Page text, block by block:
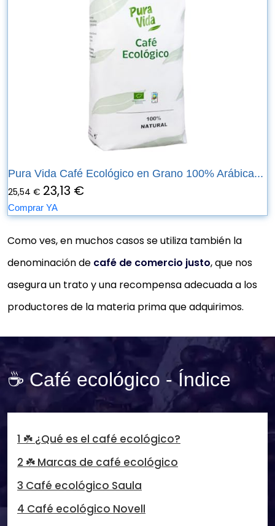
Pura Vida Café Ecológico en Grano 100% Arábica...
25,54 € 23,13 €
Comprar YA
Como ves, en muchos casos se utiliza también la
denominación de café de comercio justo, que nos
asegura un trato y una recompensa adecuada a los
productores de la materia prima que adquirimos.
☕ Café ecológico - Índice
1 ☘️ ¿Qué es el café ecológico?
2 ☘️ Marcas de café ecológico
3 Café ecológico Saula
4 Café ecológico Novell